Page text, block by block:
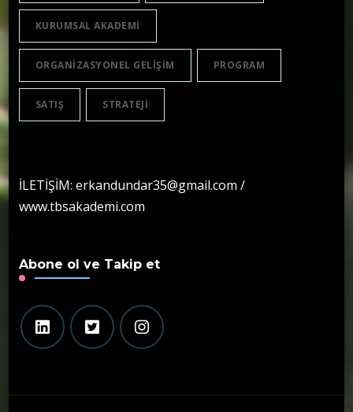
KURUMSAL AKADEMI
ORGANIZASYONEL GELIŞIM PROGRAM
SATIŞ STRATEJI
İLETİŞİM: erkandundar35@gmail.com /
www.tbsakademi.com
Abone ol ve Takip et